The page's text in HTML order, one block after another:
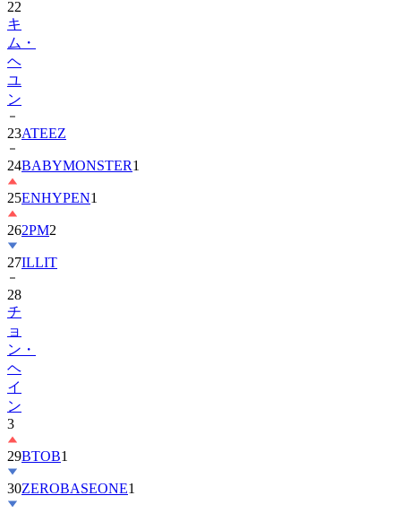
ム・
ヘ
ユ
ン
23
24BABYMONSTER
25ENHYPEN1
262PM2
27ILLIT
28
チ
ョ
ン・
ヘ
イ
ン
3
29
30ZEROBASEONE
31SUPER
JUNIOR